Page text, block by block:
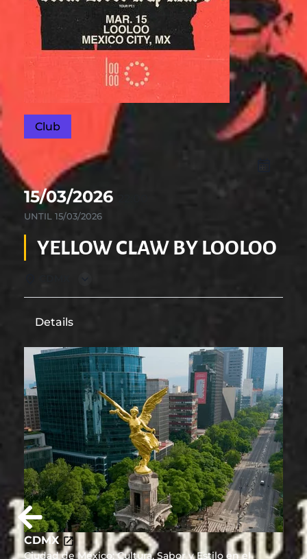
Club
15/03/2026
UNTIL 15/03/2026
YELLOW CLAW BY LOOLOO
Details
CDMX
Ciudad de México: Cultura, Sabor y Estilo en el